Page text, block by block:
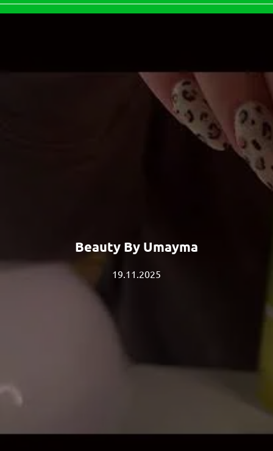
Beauty By Umayma
19.11.2025